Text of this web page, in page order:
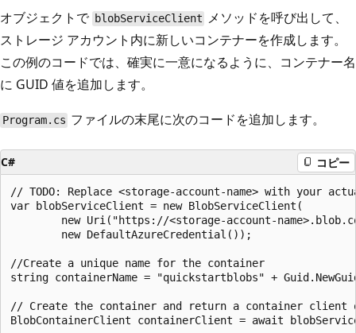
オブジェクトで blobServiceClient メソッドを呼び出して、
ストレージ アカウント内に新しいコンテナーを作成します。
この例のコードでは、確実に一意になるように、コンテナー名
に GUID 値を追加します。
Program.cs ファイルの末尾に次のコードを追加します。
C# コピー
// TODO: Replace <storage-account-name> with your
var blobServiceClient = new BlobServiceClient(
new Uri("https://<storage-account-
        new DefaultAzureCredential());
//Create a unique name for the container
string containerName = "quickstartblobs" +
// Create the container and return a container client